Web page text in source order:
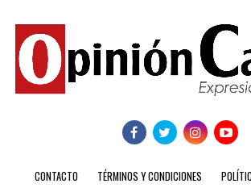
CONTACTO TÉRMINOS Y CONDICIONES